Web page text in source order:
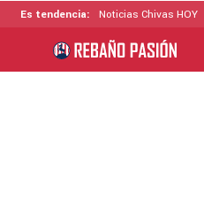
Es tendencia: Noticias Chivas HOY